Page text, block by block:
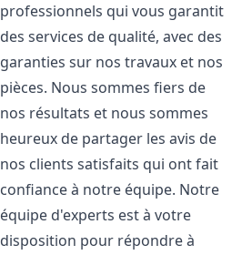
professionnels qui vous garantit
des services de qualité, avec des
garanties sur nos travaux et nos
pièces. Nous sommes fiers de
nos résultats et nous sommes
heureux de partager les avis de
nos clients satisfaits qui ont fait
confiance à notre équipe. Notre
équipe d'experts est à votre
disposition pour répondre à